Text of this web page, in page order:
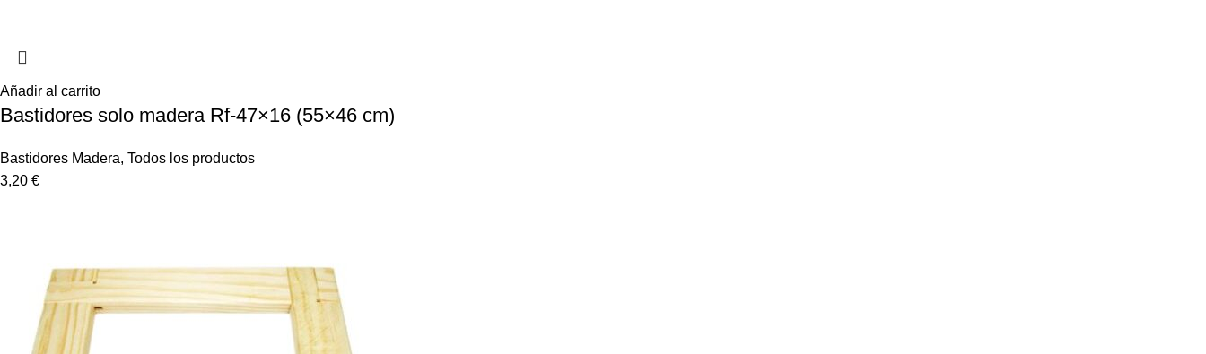
Añadir al carrito
Bastidores solo madera Rf-47×16 (55×46 cm)
Bastidores Madera, Todos los productos
3,20 €